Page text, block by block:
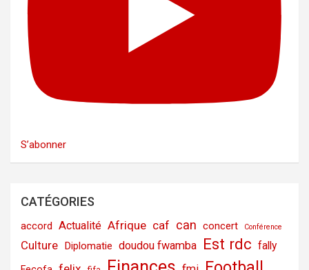
S’abonner
CATÉGORIES
accord Actualité Afrique caf can concert Conférence
Culture Diplomatie doudou fwamba Est rdc fally